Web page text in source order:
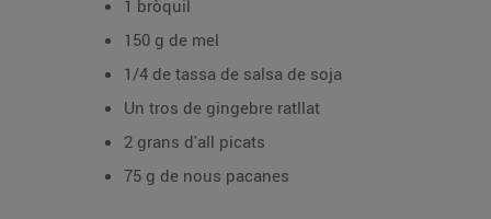
1 bròquil
150 g de mel
1/4 de tassa de salsa de soja
Un tros de gingebre ratllat
2 grans d'all picats
75 g de nous pacanes